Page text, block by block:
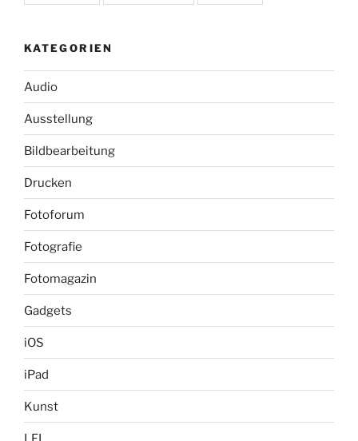
KATEGORIEN
Audio
Ausstellung
Bildbearbeitung
Drucken
Fotoforum
Fotografie
Fotomagazin
Gadgets
iOS
iPad
Kunst